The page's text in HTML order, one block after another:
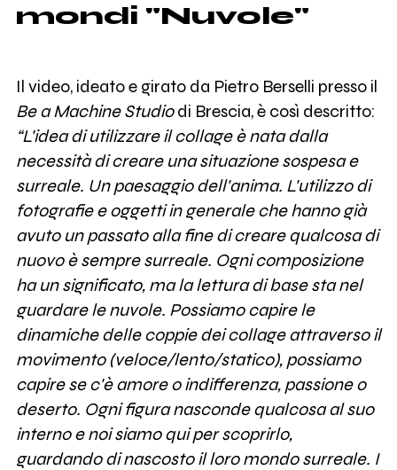
mondi "Nuvole"
Il video, ideato e girato da Pietro Berselli presso il
Be a Machine Studiodi Brescia, è così descritto:
“L'idea di utilizzare il collage è nata dalla
necessità di creare una situazione sospesa e
surreale. Un paesaggio dell'anima. L'utilizzo di
fotografie e oggetti in generale che hanno già
avuto un passato alla fine di creare qualcosa di
nuovo è sempre surreale. Ogni composizione
ha un significato, ma la lettura di base sta nel
guardare le nuvole. Possiamo capire le
dinamiche delle coppie dei collage attraverso il
movimento (veloce/lento/statico), possiamo
capire se c'è amore o indifferenza, passione o
deserto. Ogni figura nasconde qualcosa al suo
interno e noi siamo qui per scoprirlo,
guardando di nascosto il loro mondo surreale. I